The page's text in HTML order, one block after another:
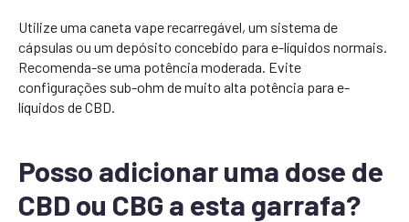
Utilize uma caneta vape recarregável, um sistema de
cápsulas ou um depósito concebido para e-líquidos normais.
Recomenda-se uma potência moderada. Evite
configurações sub-ohm de muito alta potência para e-
líquidos de CBD.
Posso adicionar uma dose de
CBD ou CBG a esta garrafa?